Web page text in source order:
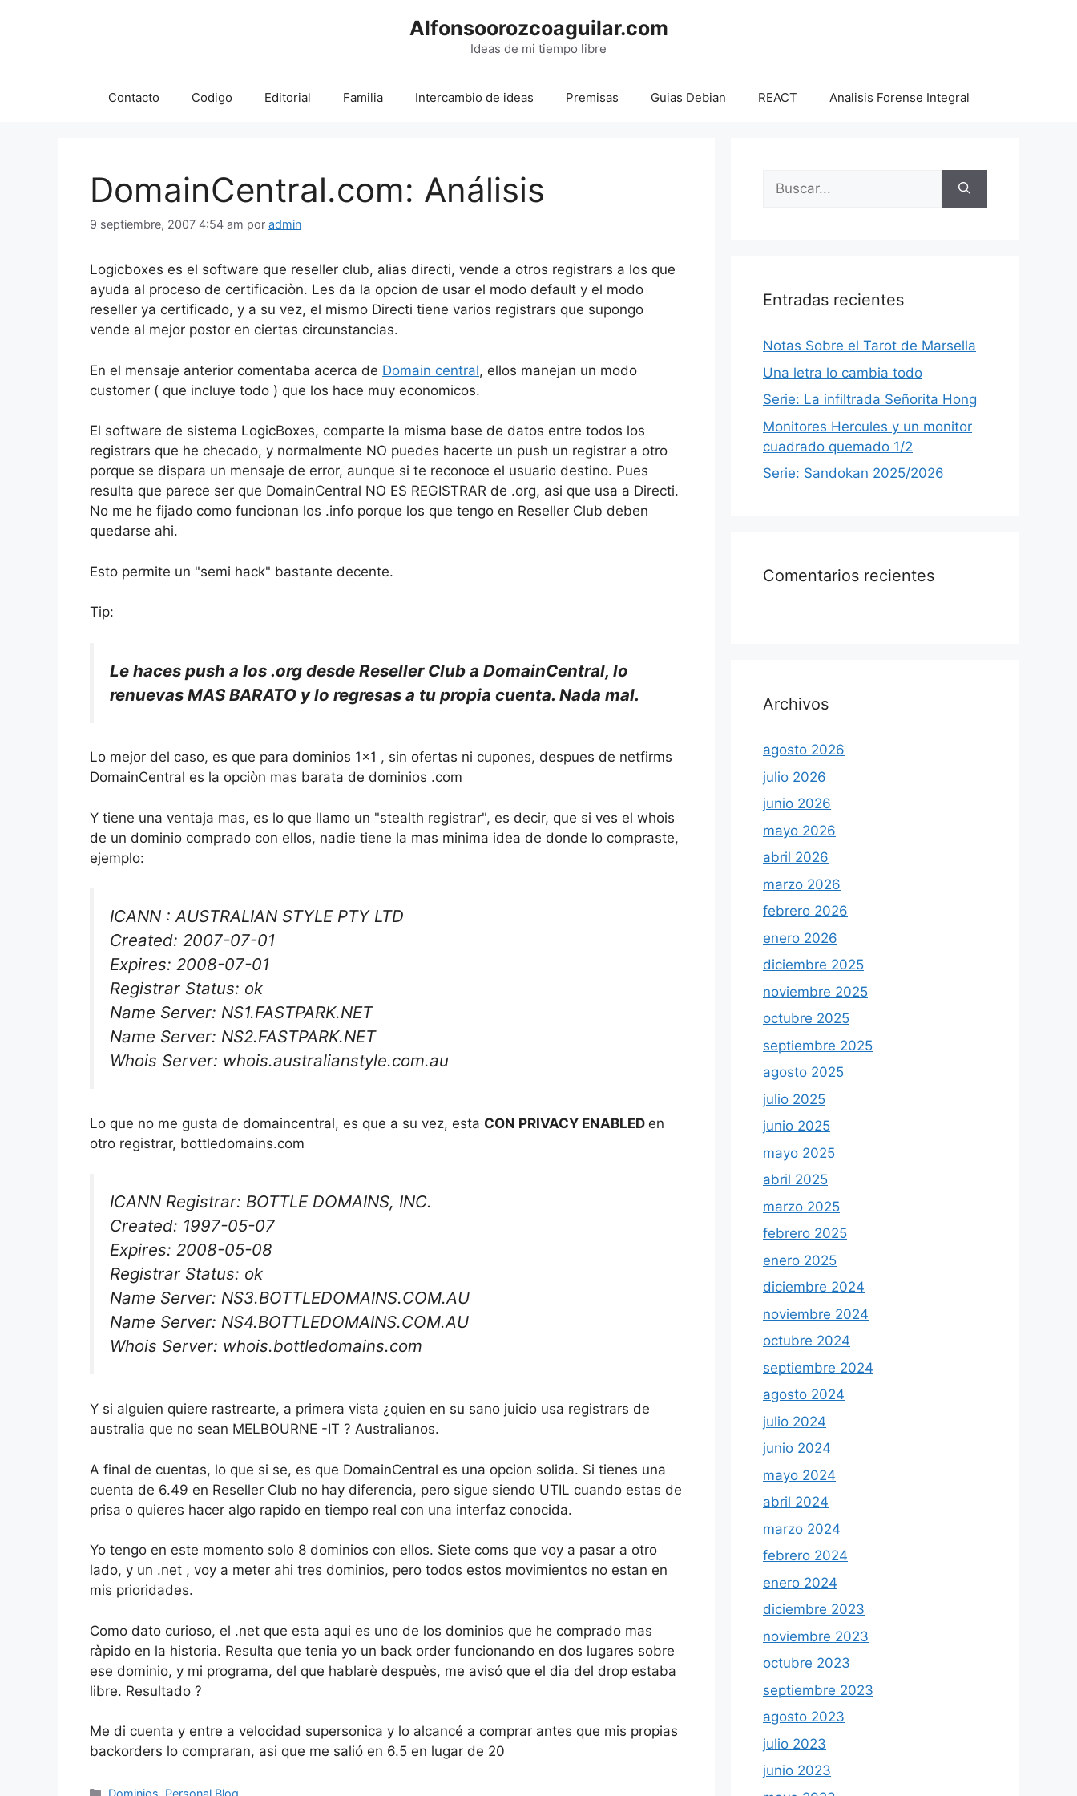
Alfonsoorozcoaguilar.com
Ideas de mi tiempo libre
Contacto Codigo Editorial Familia Intercambio de ideas Premisas Guias Debian REACT Analisis Forense Integral
DomainCentral.com: Análisis
9 septiembre, 2007 4:54 am por admin
Logicboxes es el software que reseller club, alias directi, vende a otros registrars a los que
ayuda al proceso de certificaciòn. Les da la opcion de usar el modo default y el modo
reseller ya certificado, y a su vez, el mismo Directi tiene varios registrars que supongo
vende al mejor postor en ciertas circunstancias.
En el mensaje anterior comentaba acerca de Domain central, ellos manejan un modo
customer ( que incluye todo ) que los hace muy economicos.
El software de sistema LogicBoxes, comparte la misma base de datos entre todos los
registrars que he checado, y normalmente NO puedes hacerte un push un registrar a otro
porque se dispara un mensaje de error, aunque si te reconoce el usuario destino. Pues
resulta que parece ser que DomainCentral NO ES REGISTRAR de .org, asi que usa a Directi.
No me he fijado como funcionan los .info porque los que tengo en Reseller Club deben
quedarse ahi.
Esto permite un "semi hack" bastante decente.
Tip:
Le haces push a los .org desde Reseller Club a DomainCentral, lo
renuevas MAS BARATO y lo regresas a tu propia cuenta. Nada mal.
Lo mejor del caso, es que para dominios 1×1 , sin ofertas ni cupones, despues de netfirms
DomainCentral es la opciòn mas barata de dominios .com
Y tiene una ventaja mas, es lo que llamo un "stealth registrar", es decir, que si ves el whois
de un dominio comprado con ellos, nadie tiene la mas minima idea de donde lo compraste,
ejemplo:
ICANN : AUSTRALIAN STYLE PTY LTD
Created: 2007-07-01
Expires: 2008-07-01
Registrar Status: ok
Name Server: NS1.FASTPARK.NET
Name Server: NS2.FASTPARK.NET
Whois Server: whois.australianstyle.com.au
Lo que no me gusta de domaincentral, es que a su vez, esta CON PRIVACY ENABLED en
otro registrar, bottledomains.com
ICANN Registrar: BOTTLE DOMAINS, INC.
Created: 1997-05-07
Expires: 2008-05-08
Registrar Status: ok
Name Server: NS3.BOTTLEDOMAINS.COM.AU
Name Server: NS4.BOTTLEDOMAINS.COM.AU
Whois Server: whois.bottledomains.com
Y si alguien quiere rastrearte, a primera vista ¿quien en su sano juicio usa registrars de
australia que no sean MELBOURNE -IT ? Australianos.
A final de cuentas, lo que si se, es que DomainCentral es una opcion solida. Si tienes una
cuenta de 6.49 en Reseller Club no hay diferencia, pero sigue siendo UTIL cuando estas de
prisa o quieres hacer algo rapido en tiempo real con una interfaz conocida.
Yo tengo en este momento solo 8 dominios con ellos. Siete coms que voy a pasar a otro
lado, y un .net , voy a meter ahi tres dominios, pero todos estos movimientos no estan en
mis prioridades.
Como dato curioso, el .net que esta aqui es uno de los dominios que he comprado mas
ràpido en la historia. Resulta que tenia yo un back order funcionando en dos lugares sobre
ese dominio, y mi programa, del que hablarè despuès, me avisó que el dia del drop estaba
libre. Resultado ?
Me di cuenta y entre a velocidad supersonica y lo alcancé a comprar antes que mis propias
backorders lo compraran, asi que me salió en 6.5 en lugar de 20
Categorías
Dominios Personal Blog
Buscar:
Entradas recientes
Notas Sobre el Tarot de Marsella
Una letra lo cambia todo
Serie: La infiltrada Señorita Hong
Monitores Hercules y un monitor
cuadrado quemado 1/2
Serie: Sandokan 2025/2026
Comentarios recientes
Archivos
agosto 2026
julio 2026
junio 2026
mayo 2026
abril 2026
marzo 2026
febrero 2026
enero 2026
diciembre 2025
noviembre 2025
octubre 2025
septiembre 2025
agosto 2025
julio 2025
junio 2025
mayo 2025
abril 2025
marzo 2025
febrero 2025
enero 2025
diciembre 2024
noviembre 2024
octubre 2024
septiembre 2024
agosto 2024
julio 2024
junio 2024
mayo 2024
abril 2024
marzo 2024
febrero 2024
enero 2024
diciembre 2023
noviembre 2023
octubre 2023
septiembre 2023
agosto 2023
julio 2023
junio 2023